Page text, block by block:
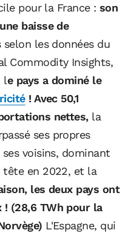
pour la France : son
baisse de
selon les données du
Commodity Insights,
le pays a dominé le
! Avec 50,1
nettes, la
ses propres
voisins, dominant
tête en 2022, et la
les deux pays ont
! (28,6 TWh pour la
L'Espagne, qui